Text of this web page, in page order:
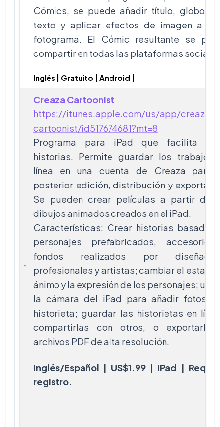
Cómics, se puede añadir título, globos
texto y aplicar efectos de imagen a
fotograma. El Cómic resultante se
compartir en todas las plataformas
Inglés | Gratuito | Android |
Creaza Cartoonist
https://itunes.apple.com/us/app/creaza-
cartoonist/id517674681?mt=8
Programa para iPad que facilita
historias. Permite guardar los trabajos
línea en una cuenta de Creaza para
posterior edición, distribución y
Se pueden crear películas a partir de
dibujos animados creados en el iPad.
Características: Crear historias basadas
personajes prefabricados,
fondos realizados por
profesionales y artistas; cambiar el estado
ánimo y la expresión de los personajes;
la cámara del iPad para añadir fotos a
historieta; guardar las historietas en
compartirlas con otros, o
archivos PDF de alta resolución.
Inglés/Español | US$1.99 | iPad |
registro.